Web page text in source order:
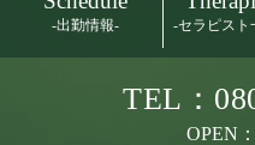
-出勤情報- -セラピスト
TEL：
OPEN